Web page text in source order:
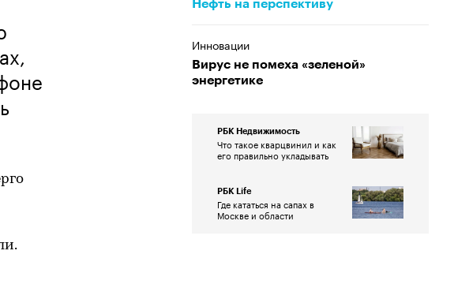
Нефть на перспективу
Инновации
Вирус не помеха «зеленой»
энергетике
РБК Недвижимость
Что такое кварцвинил и как
его правильно укладывать
РБК Life
Где кататься на сапах в
Москве и области